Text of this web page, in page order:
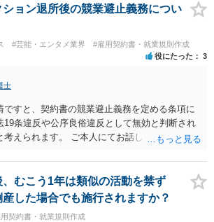
ければならないと定められています。） ただ、
定型書式なので変更できない」といった趣旨の
信頼関係の構築を考えても、ご縁がなかったと
が良いように思います。
ョン退所後の競業避止義務につい
#芸能・エンタメ業界 #雇用契約書・就業規則作成
役にたった 3
士
ですと、契約書の競業避止義務を定める条項に
19条違反や公序良俗違反として無効と判断され
考えられます。 ご本人にてお話しを進められる
渉することも選択肢として取り得るかと思われ
、むこう1年は類似の活動を禁ず
した場合でも施行されますか？
契約書・就業規則作成